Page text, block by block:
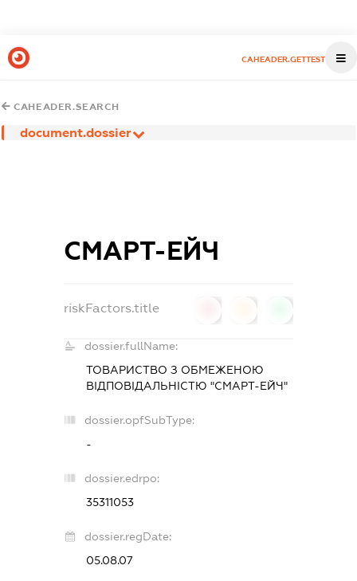
CAHEADER.GETTEST
CAHEADER.SEARCH
document.dossier
СМАРТ-ЕЙЧ
riskFactors.title
dossier.fullName:
ТОВАРИСТВО З ОБМЕЖЕНОЮ
ВІДПОВІДАЛЬНІСТЮ "СМАРТ-ЕЙЧ"
dossier.opfSubType:
-
dossier.edrpo:
35311053
dossier.regDate:
05.08.07